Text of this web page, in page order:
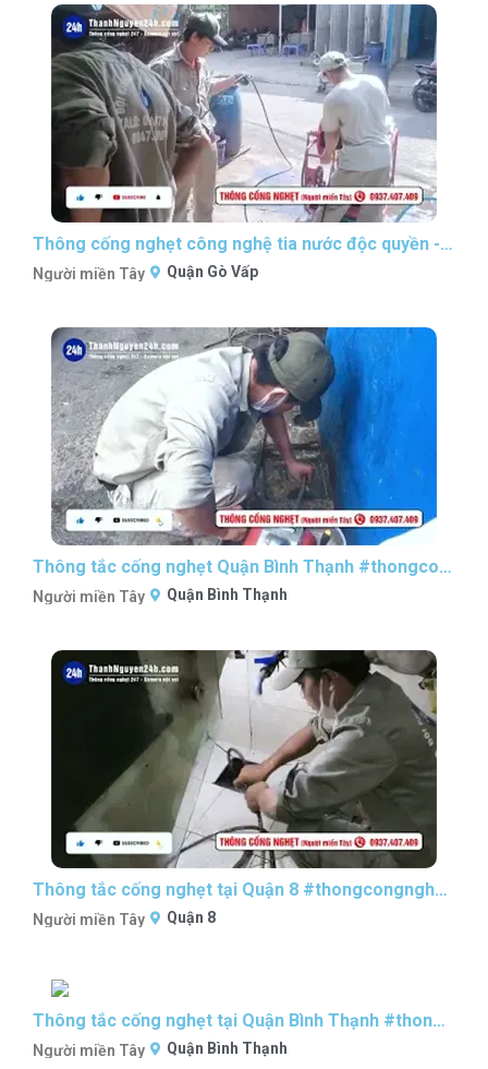
Thông cống nghẹt công nghệ tia nước độc quyền - P1 #thongcongnghetsaigon #nguoimientaythongcong
Người miền Tây Quận Gò Vấp
Thông tắc cống nghẹt Quận Bình Thạnh #thongcongnghetsaigon #nguoimientaythongcong
Người miền Tây Quận Bình Thạnh
Thông tắc cống nghẹt tại Quận 8 #thongcongnghetsaigon #nguoimientaythongcong
Người miền Tây Quận 8
Thông tắc cống nghẹt tại Quận Bình Thạnh #thongcongnghetsaigon #nguoimientaythongcong
Người miền Tây Quận Bình Thạnh